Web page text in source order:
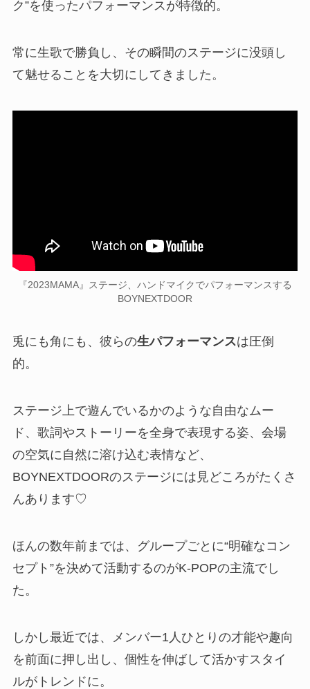
ク”を使ったパフォーマンスが特徴的。
常に生歌で勝負し、その瞬間のステージに没頭し
て魅せることを大切にしてきました。
『2023MAMA』ステージ、ハンドマイクでパフォーマンスする
BOYNEXTDOOR
兎にも角にも、彼らの生パフォーマンスは圧倒
的。
ステージ上で遊んでいるかのような自由なムー
ド、歌詞やストーリーを全身で表現する姿、会場
の空気に自然に溶け込む表情など、
BOYNEXTDOORのステージには見どころがたくさ
んあります♡
ほんの数年前までは、グループごとに“明確なコン
セプト”を決めて活動するのがK-POPの主流でし
た。
しかし最近では、メンバー1人ひとりの才能や趣向
を前面に押し出し、個性を伸ばして活かすスタイ
ルがトレンドに。